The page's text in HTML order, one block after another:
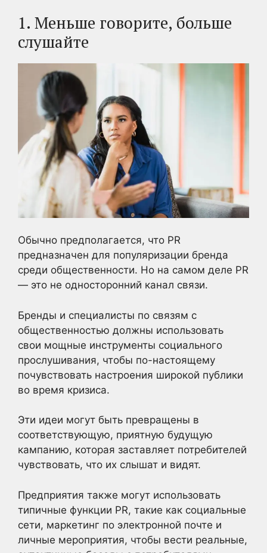
1. Меньше говорите, больше
слушайте
Обычно предполагается, что PR
предназначен для популяризации бренда
среди общественности. Но на самом деле PR
— это не односторонний канал связи.
Бренды и специалисты по связям с
общественностью должны использовать
свои мощные инструменты социального
прослушивания, чтобы по-настоящему
почувствовать настроения широкой публики
во время кризиса.
Эти идеи могут быть превращены в
соответствующую, приятную будущую
кампанию, которая заставляет потребителей
чувствовать, что их слышат и видят.
Предприятия также могут использовать
типичные функции PR, такие как социальные
сети, маркетинг по электронной почте и
личные мероприятия, чтобы вести реальные,